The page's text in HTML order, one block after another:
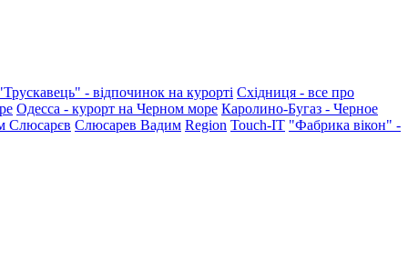
- відпочинок на курорті Східниця - все про
Одесса - курорт на Черном море Каролино-Бугаз - Черное
Слюсарєв Слюсарев Вадим Region Touch-IT "Фабрика вікон" -